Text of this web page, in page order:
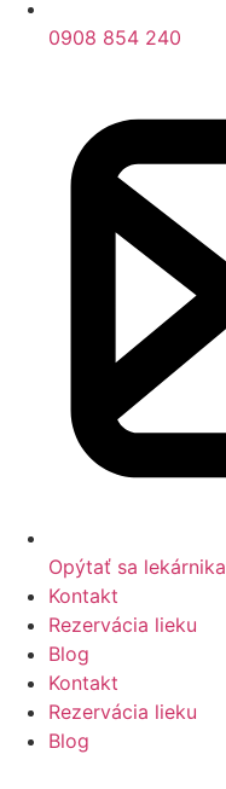
0908 854 240
Opýtať sa lekárnika
Kontakt
Rezervácia lieku
Blog
Kontakt
Rezervácia lieku
Blog